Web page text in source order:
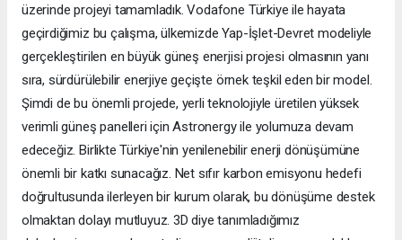
üzerinde projeyi tamamladık. Vodafone Türkiye ile hayata
geçirdiğimiz bu çalışma, ülkemizde Yap-İşlet-Devret modeliyle
gerçekleştirilen en büyük güneş enerjisi projesi olmasının yanı
sıra, sürdürülebilir enerjiye geçişte örnek teşkil eden bir model.
Şimdi de bu önemli projede, yerli teknolojiyle üretilen yüksek
verimli güneş panelleri için Astronergy ile yolumuza devam
edeceğiz. Birlikte Türkiye'nin yenilenebilir enerji dönüşümüne
önemli bir katkı sunacağız. Net sıfır karbon emisyonu hedefi
doğrultusunda ilerleyen bir kurum olarak, bu dönüşüme destek
olmaktan dolayı mutluyuz. 3D diye tanımladığımız